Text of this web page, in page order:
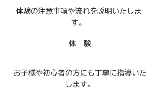
​体験の注意事項や流れを説明いたしま
す。
​体 験
​お子様や初心者の方にも丁寧に指導いた
します。